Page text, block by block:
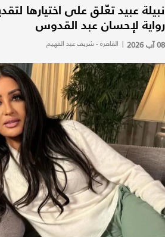
نبيلة عبيد تعّلق على اختيارها
رواية لإحسان عبد القدوس
08 آب 2026 | القاهرة - شريف عبد الفهيم